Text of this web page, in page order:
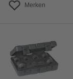
Merken